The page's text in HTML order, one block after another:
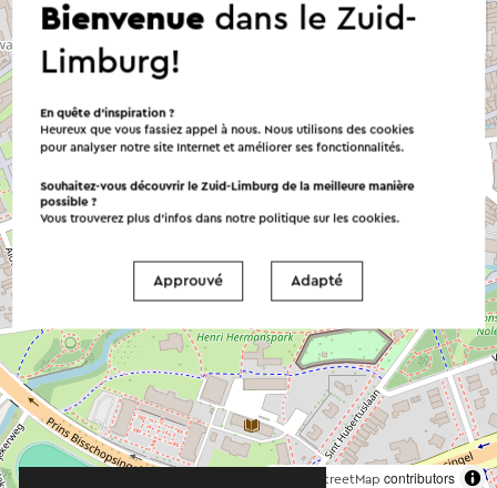
OpenStreetMap contributors
Bienvenuedans le Zuid-
Limburg!
En quête d’inspiration ?
Heureux que vous fassiez appel à nous. Nous utilisons des cookies
pour analyser notre site Internet et améliorer ses fonctionnalités.
Souhaitez-vous découvrir le Zuid-Limburg de la meilleure manière
possible ?
Vous trouverez plus d’infos dans notre politique sur lescookies.
Approuvé Adapté